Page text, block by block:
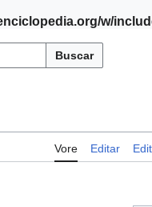
w/
Buscar
Vore Editar